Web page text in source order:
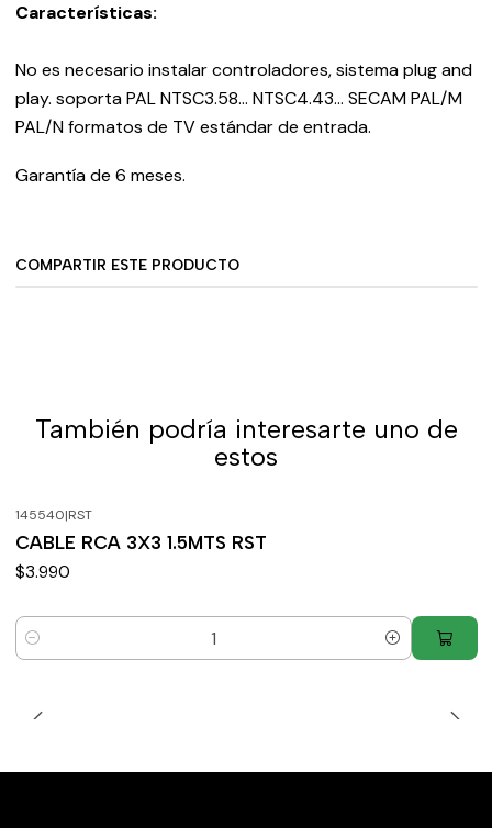
Características:
No es necesario instalar controladores, sistema plug and
play. soporta PAL NTSC3.58… NTSC4.43… SECAM PAL/M
PAL/N formatos de TV estándar de entrada.
Garantía de 6 meses.
COMPARTIR ESTE PRODUCTO
También podría interesarte uno de
estos
145540|RST
CABLE RCA 3X3 1.5MTS RST
$3.990
Cantidad